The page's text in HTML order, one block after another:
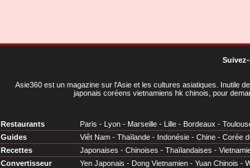
Asie360 est un magazine sur l'Asie et les cultures asiatiques . Inutile
japonais coréens vietnamiens hk chinois, pour
Restaurants Paris - Lyon - Marseille - Lille - Bordeaux -
Guides
Viêt Nam - Thaïlande - Indonésie - Chine - Corée
Recettes
Japonaises - Chinoises - Thaïlandaises -
Convertisseur
Yen Japonais - Dong Vietnamien - Yuan Chinois -